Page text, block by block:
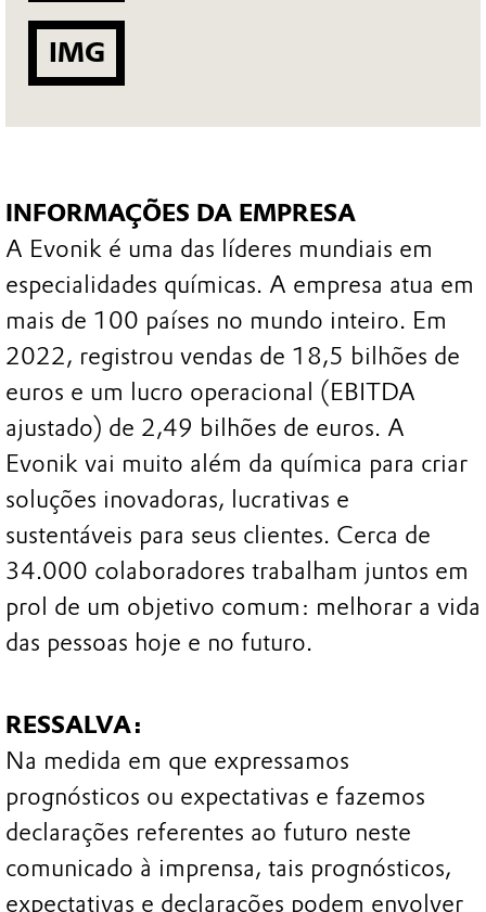
IMG
INFORMAÇÕES DA EMPRESA
A Evonik é uma das líderes mundiais em
especialidades químicas. A empresa atua em
mais de 100 países no mundo inteiro. Em
2022, registrou vendas de 18,5 bilhões de
euros e um lucro operacional (EBITDA
ajustado) de 2,49 bilhões de euros. A
Evonik vai muito além da química para criar
soluções inovadoras, lucrativas e
sustentáveis para seus clientes. Cerca de
34.000 colaboradores trabalham juntos em
prol de um objetivo comum: melhorar a vida
das pessoas hoje e no futuro.
RESSALVA:
Na medida em que expressamos
prognósticos ou expectativas e fazemos
declarações referentes ao futuro neste
comunicado à imprensa, tais prognósticos,
expectativas e declarações podem envolver